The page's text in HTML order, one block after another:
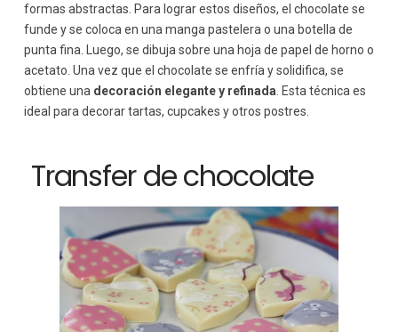
formas abstractas. Para lograr estos diseños, el chocolate se
funde y se coloca en una manga pastelera o una botella de
punta fina. Luego, se dibuja sobre una hoja de papel de horno o
acetato. Una vez que el chocolate se enfría y solidifica, se
obtiene una decoración elegante y refinada . Esta técnica es
ideal para decorar tartas, cupcakes y otros postres.
Transfer de chocolate